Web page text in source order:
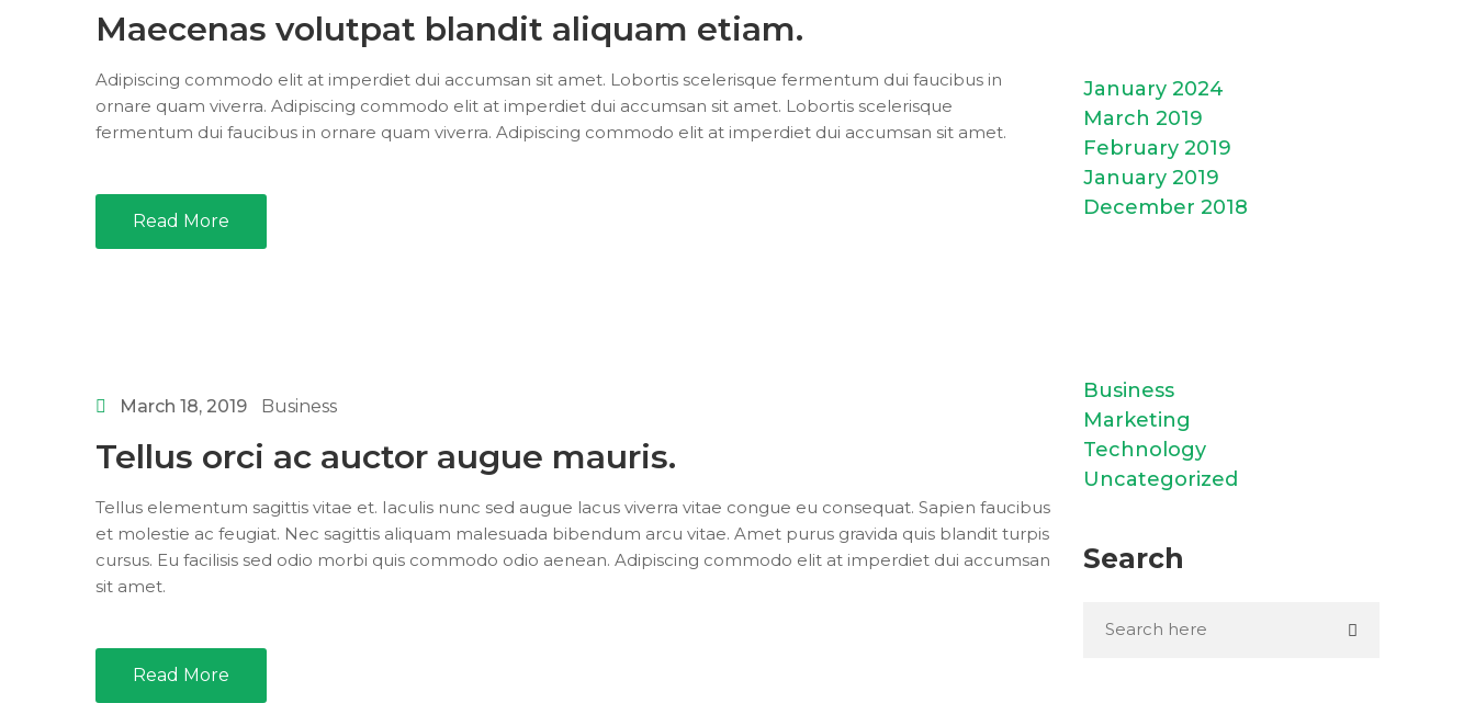
Maecenas volutpat blandit aliquam etiam.
Adipiscing commodo elit at imperdiet dui accumsan sit amet. Lobortis scelerisque fermentum dui faucibus in
ornare quam viverra. Adipiscing commodo elit at imperdiet dui accumsan sit amet. Lobortis scelerisque
fermentum dui faucibus in ornare quam viverra. Adipiscing commodo elit at imperdiet dui accumsan sit amet.
Read More
March 18, 2019 Business
Tellus orci ac auctor augue mauris.
Tellus elementum sagittis vitae et. Iaculis nunc sed augue lacus viverra vitae congue eu consequat. Sapien faucibus
et molestie ac feugiat. Nec sagittis aliquam malesuada bibendum arcu vitae. Amet purus gravida quis blandit turpis
cursus. Eu facilisis sed odio morbi quis commodo odio aenean. Adipiscing commodo elit at imperdiet dui accumsan
sit amet.
Read More
January 2024
March 2019
February 2019
January 2019
December 2018
Business
Marketing
Technology
Uncategorized
Search